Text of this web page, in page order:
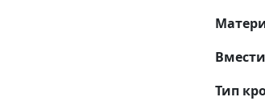
Тип